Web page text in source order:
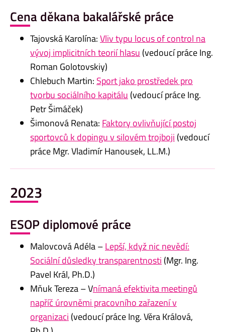
Cena děkana bakalářské práce
Tajovská Karolína:Vliv typu locus of control na
vývoj implicitních teorií hlasu (vedoucí práce Ing.
Roman Golotovskiy)
Chlebuch Martin: Sport jako prostředek pro
tvorbu sociálního kapitálu (vedoucí práce Ing.
Petr Šimáček)
Šimonová Renata: Faktory ovlivňující postoj
sportovců k dopingu v silovém trojboji (vedoucí
práce Mgr. Vladimír Hanousek, LL.M.)
2023
ESOP diplomové práce
Malovcová Adéla –Lepší, když nic nevědí:
Sociální důsledky transparentnosti (Mgr. Ing.
Pavel Král, Ph.D.)
Mňuk Tereza – Vnímaná efektivita meetingů
napříč úrovněmi pracovního zařazení v
organizaci (vedoucí práce Ing. Věra Králová,